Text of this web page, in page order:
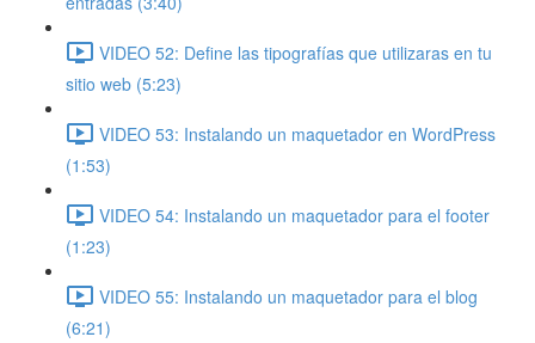
VIDEO 52: Define las tipografías que utilizaras en tu
sitio web (5:23)
VIDEO 53: Instalando un maquetador en WordPress
(1:53)
VIDEO 54: Instalando un maquetador para el footer
(1:23)
VIDEO 55: Instalando un maquetador para el blog
(6:21)